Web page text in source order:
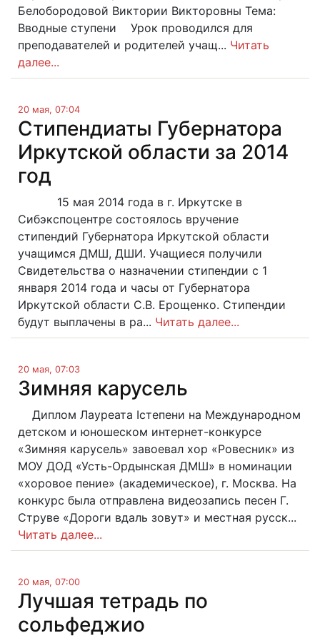
Белобородовой Виктории Викторовны Тема:
Вводные ступени Урок проводился для
преподавателей и родителей учащ... Читать
далее...
20 мая, 07:04
Стипендиаты Губернатора
Иркутской области за 2014
год
15 мая 2014 года в г. Иркутске в
Сибэкспоцентре состоялось вручение
стипендий Губернатора Иркутской области
учащимся ДМШ, ДШИ. Учащиеся получили
Свидетельства о назначении стипендии с 1
января 2014 года и часы от Губернатора
Иркутской области С.В. Ерощенко. Стипендии
будут выплачены в ра... Читать далее...
20 мая, 07:03
Зимняя карусель
Диплом Лауреата Iстепени на Международном
детском и юношеском интернет-конкурсе
«Зимняя карусель» завоевал хор «Ровесник» из
МОУ ДОД «Усть-Ордынская ДМШ» в номинации
«хоровое пение» (академическое), г. Москва. На
конкурс была отправлена видеозапись песен Г.
Струве «Дороги вдаль зовут» и местная русск...
Читать далее...
20 мая, 07:00
Лучшая тетрадь по
сольфеджио